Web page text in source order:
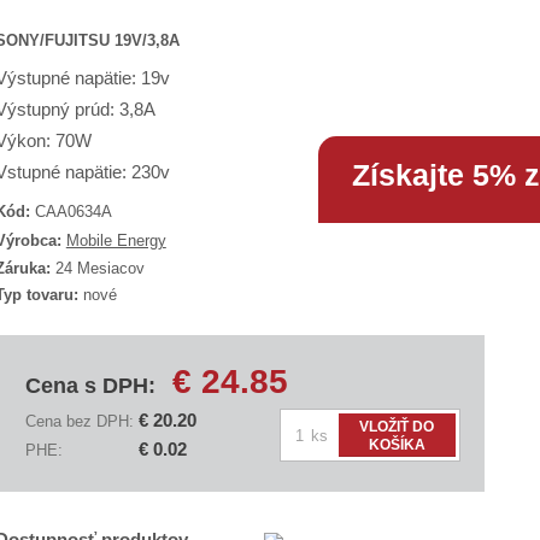
FUJITSU 19V/3,8A
napätie: 19v
prúd: 3,8A
70W
napätie: 230v
CAA0634A
d
Mobile Energy
24 Mesiacov
tovaru: nové
Cena s DPH: € 24.85
Cena bez DPH: € 20.20
PHE: € 0.02
ks
VLOŽIŤ DO
KOŠÍKA
Získajte 5%